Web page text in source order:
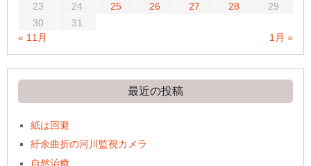
23
24 25 26 27 28
29
30
31
« 11月
1月 »
最近の投稿
紙は回避
紆余曲折の河川監視カメラ
自然治癒